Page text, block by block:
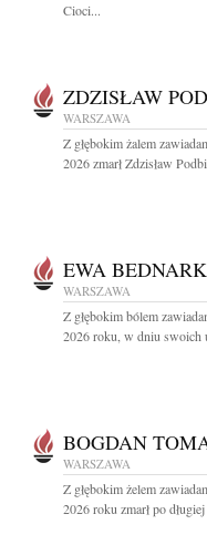
Cioci...
ZDZISŁAW
WARSZAWA
Z głębokim żalem
2026 zmarł Zdzisław
EWA
WARSZAWA
Z głębokim bólem
2026 roku, w dniu swoich
BOGDAN
WARSZAWA
Z głębokim żelem
2026 roku zmarł po